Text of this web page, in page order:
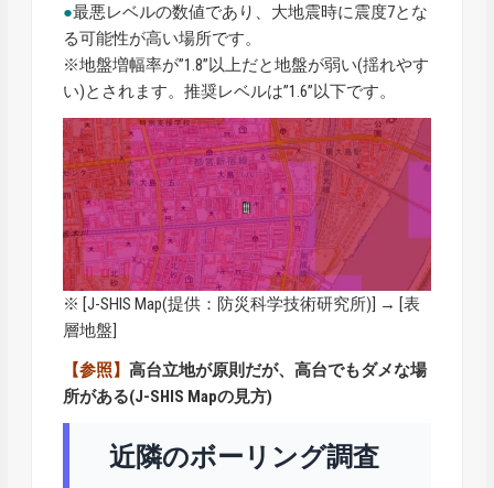
●最悪レベルの数値であり、大地震時に震度7とな
る可能性が高い場所です。
※地盤増幅率が”1.8”以上だと地盤が弱い(揺れやす
い)とされます。推奨レベルは”1.6”以下です。
※ [J-SHIS Map(提供：防災科学技術研究所)] → [表
層地盤]
【参照】高台立地が原則だが、高台でもダメな場
所がある(J-SHIS Mapの見方)
近隣のボーリング調査